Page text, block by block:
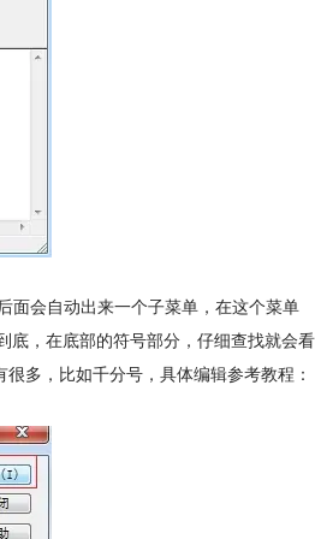
面会自动出来一个子菜单，在这个菜单
底，在底部的符号部分，仔细查找就会看
多，比如千分号，具体编辑参考教程：